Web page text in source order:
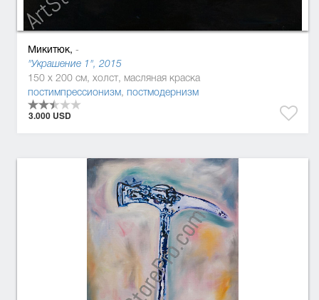
Микитюк, -
"Украшение 1", 2015
150 x 200 см, холст, масляная краска
постимпрессионизм, постмодернизм
3.000 USD